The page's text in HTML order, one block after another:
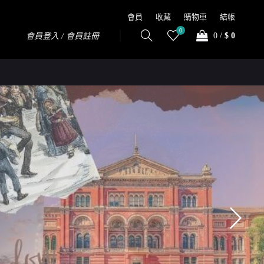
會員 收藏 購物車 結帳
會員登入 / 會員註冊
0
0 / $ 0